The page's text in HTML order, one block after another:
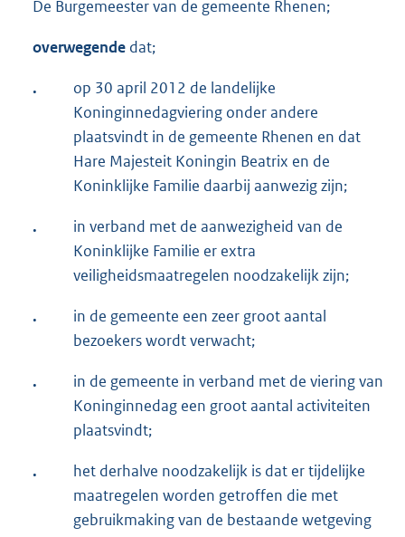
De Burgemeester van de gemeente Rhenen;
overwegende dat;
.
op 30 april 2012 de landelijke
Koninginnedagviering onder andere
plaatsvindt in de gemeente Rhenen en dat
Hare Majesteit Koningin Beatrix en de
Koninklijke Familie daarbij aanwezig zijn;
.
in verband met de aanwezigheid van de
Koninklijke Familie er extra
veiligheidsmaatregelen noodzakelijk zijn;
.
in de gemeente een zeer groot aantal
bezoekers wordt verwacht;
.
in de gemeente in verband met de viering van
Koninginnedag een groot aantal activiteiten
plaatsvindt;
.
het derhalve noodzakelijk is dat er tijdelijke
maatregelen worden getroffen die met
gebruikmaking van de bestaande wetgeving